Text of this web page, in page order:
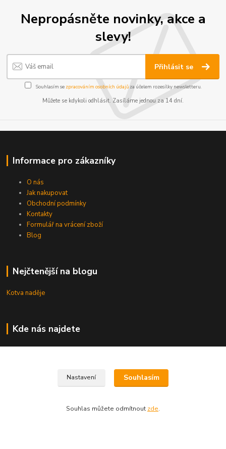
Nepropásněte novinky, akce a
slevy!
Přihlásit se
Souhlasím se zpracováním osobních údajůza účelem rozesílky newsletteru.
Můžete se kdykoli odhlásit. Zasíláme jednou za 14 dní.
Informace pro zákazníky
O nás
Jak nakupovat
Obchodní podmínky
Kontakty
Formulář na vrácení zboží
Blog
Nejčtenější na blogu
Kotva naděje
Kde nás najdete
KNIHKUPECTVÍ:
České Budějovice, U Černé věže 71/4
Nastavení Souhlasím
Souhlas můžete odmítnout zde.